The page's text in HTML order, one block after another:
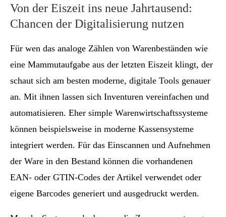
Von der Eiszeit ins neue Jahrtausend:
Chancen der Digitalisierung nutzen
Für wen das analoge Zählen von Warenbeständen wie
eine Mammutaufgabe aus der letzten Eiszeit klingt, der
schaut sich am besten moderne, digitale Tools genauer
an. Mit ihnen lassen sich Inventuren vereinfachen und
automatisieren. Eher simple Warenwirtschaftssysteme
können beispielsweise in moderne Kassensysteme
integriert werden. Für das Einscannen und Aufnehmen
der Ware in den Bestand können die vorhandenen
EAN- oder GTIN-Codes der Artikel verwendet oder
eigene Barcodes generiert und ausgedruckt werden.